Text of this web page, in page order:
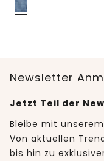
Newsletter
Jetzt Teil der
Bleibe mit
Von aktuellen
bis hin zu